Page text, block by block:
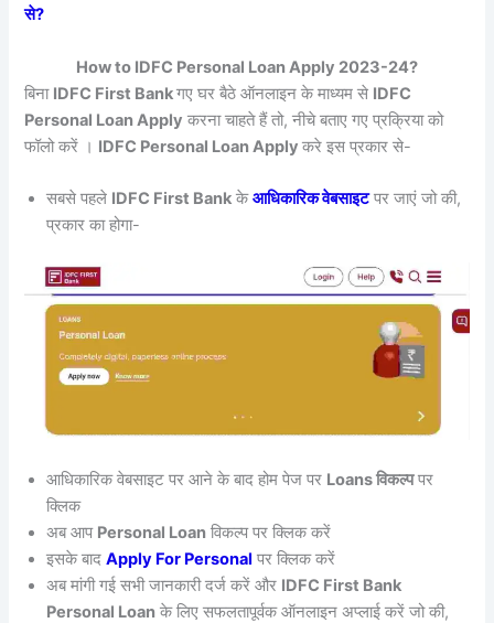
से?
How to IDFC Personal Loan Apply 2023-24?
बिना IDFC First Bankगए घर बैठे ऑनलाइन के माध्यम से IDFC
Personal Loan Apply करना चाहते हैं तो, नीचे बताए गए प्रक्रिया को
फॉलो करें । IDFC Personal Loan Applyकरे इस प्रकार से-
सबसे पहले IDFC First Bank केआधिकारिक वेबसाइटपर जाएं जो की,
प्रकार का होगा-
आधिकारिक वेबसाइट पर आने के बाद होम पेज पर Loans विकल्पपर
क्लिक
अब आप Personal Loan विकल्प पर क्लिक करें
इसके बादApply For Personal पर क्लिक करें
अब मांगी गई सभी जानकारी दर्ज करें और IDFC First Bank
Personal Loan के लिए सफलतापूर्वक ऑनलाइन अप्लाई करें जो की,